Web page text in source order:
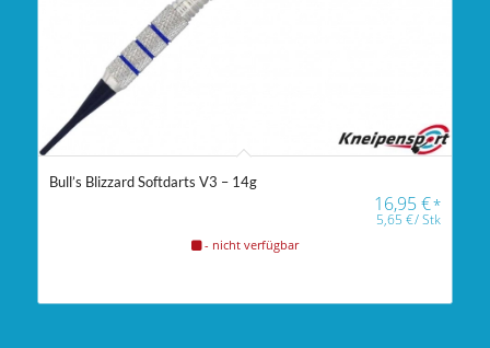
Bull’s Blizzard Softdarts V3 – 14g
16,95€*
5,65€/Stk
- nicht verfügbar